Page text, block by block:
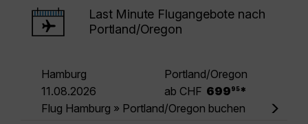
Last Minute Flugangebote nach
Portland/Oregon
Hamburg
Portland/Oregon
11.08.2026
ab CHF 699 95 *
Flug Hamburg » Portland/Oregon buchen